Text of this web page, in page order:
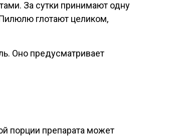
За сутки принимают одну
глотают целиком,
Оно предусматривает
порции препарата может